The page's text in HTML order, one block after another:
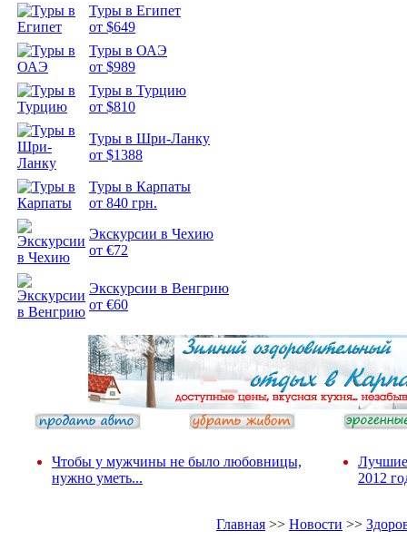
Туры в Египет
от $649
Туры в ОАЭ
от $989
Туры в Турцию
от $810
Туры в Шри-Ланку
от $1388
Туры в Карпаты
от 840 грн.
Экскурсии в Чехию
от €72
Экскурсии в Венгрию
от €60
Чтобы у мужчины не было любовницы,
нужно уметь...
Лучшие
2012
Главная >> Новости >>